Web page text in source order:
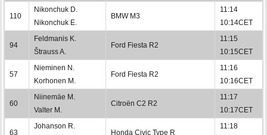
110
Nikonchuk D.
Nikonchuk E.
BMW M3
11:14
10:14CET
94
Feldmanis K.
Štrauss A.
Ford Fiesta R2
11:15
10:15CET
57
Nieminen N.
Korhonen M.
Ford Fiesta R2
11:16
10:16CET
60
Niinemäe M.
Valter M.
Citroën C2 R2
11:17
10:17CET
63
Johanson R.
Honda Civic Type R
11:18